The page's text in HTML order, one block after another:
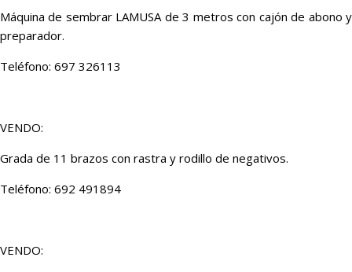
Máquina de sembrar LAMUSA de 3 metros con cajón de abono y
preparador.
Teléfono: 697 326113
VENDO:
Grada de 11 brazos con rastra y rodillo de negativos.
Teléfono: 692 491894
VENDO: